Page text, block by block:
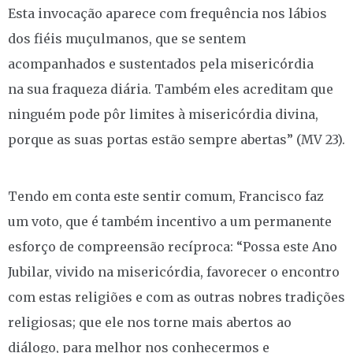
Esta invocação aparece com frequência nos lábios
dos fiéis muçulmanos, que se sentem
acompanhados e sustentados pela misericórdia
na sua fraqueza diária. Também eles acreditam que
ninguém pode pôr limites à misericórdia divina,
porque as suas portas estão sempre abertas” (MV 23).
Tendo em conta este sentir comum, Francisco faz
um voto, que é também incentivo a um permanente
esforço de compreensão recíproca: “Possa este Ano
Jubilar, vivido na misericórdia, favorecer o encontro
com estas religiões e com as outras nobres tradições
religiosas; que ele nos torne mais abertos ao
diálogo, para melhor nos conhecermos e